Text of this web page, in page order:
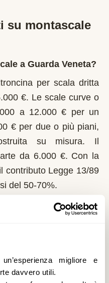
migliore e
davvero utili.
su montascale
a Guarda Veneta?
per scala dritta
€. Le scale curve o
a 12.000 € per un
€ per due o più piani,
su misura. Il
da 6.000 €. Con la
contributo Legge 13/89
del 50-70%.
regionale a
è la Legge 13/89
al Comune entro il 1°
integra i fondi statali